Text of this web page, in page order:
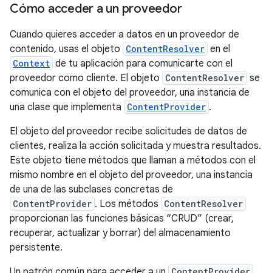
Cómo acceder a un proveedor
Cuando quieres acceder a datos en un proveedor de
contenido, usas el objeto ContentResolver en el
Context de tu aplicación para comunicarte con el
proveedor como cliente. El objeto ContentResolver se
comunica con el objeto del proveedor, una instancia de
una clase que implementa ContentProvider .
El objeto del proveedor recibe solicitudes de datos de
clientes, realiza la acción solicitada y muestra resultados.
Este objeto tiene métodos que llaman a métodos con el
mismo nombre en el objeto del proveedor, una instancia
de una de las subclases concretas de
ContentProvider . Los métodos ContentResolver
proporcionan las funciones básicas “CRUD” (crear,
recuperar, actualizar y borrar) del almacenamiento
persistente.